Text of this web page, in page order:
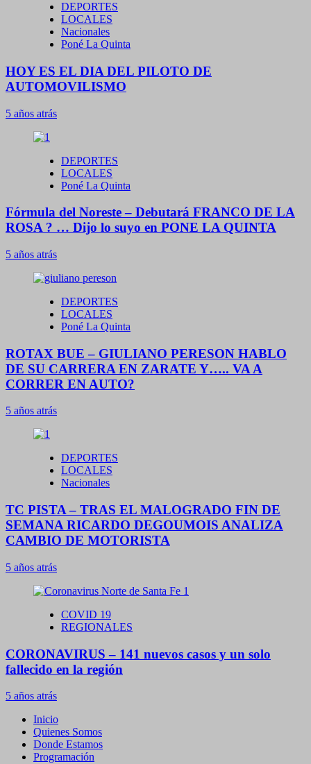
DEPORTES
LOCALES
Nacionales
Poné La Quinta
HOY ES EL DIA DEL PILOTO DE
AUTOMOVILISMO
5 años atrás
DEPORTES
LOCALES
Poné La Quinta
Fórmula del Noreste – Debutará FRANCO DE LA
ROSA ? … Dijo lo suyo en PONE LA QUINTA
5 años atrás
DEPORTES
LOCALES
Poné La Quinta
ROTAX BUE – GIULIANO PERESON HABLO
DE SU CARRERA EN ZARATE Y….. VA A
CORRER EN AUTO?
5 años atrás
DEPORTES
LOCALES
Nacionales
TC PISTA – TRAS EL MALOGRADO FIN DE
SEMANA RICARDO DEGOUMOIS ANALIZA
CAMBIO DE MOTORISTA
5 años atrás
COVID 19
REGIONALES
CORONAVIRUS – 141 nuevos casos y un solo
fallecido en la región
5 años atrás
Inicio
Quienes Somos
Donde Estamos
Programación